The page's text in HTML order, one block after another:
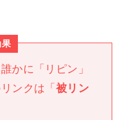
果
かに「リピン」
ンクは「 被リン